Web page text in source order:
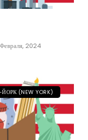
2024
(NEW YORK)